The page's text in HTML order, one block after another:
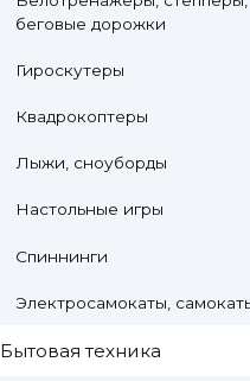
беговые дорожки
Гироскутеры
Квадрокоптеры
Лыжи, сноуборды
Настольные игры
Спиннинги
Электросамокаты,
Бытовая техника